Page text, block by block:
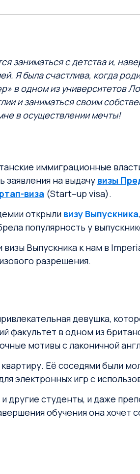
заниматься с детства и,
Я была счастлива, когда
в одном из университетов
и заниматься своим
в осуществлении мечты!
иммиграционные
заявления на выдачу визы
виза (Start–up visa).
открыли визу Выпускника
популярность у
Выпускника к нам в
разрешения.
девушка,
факультет в одном из
мотивы с лаконичной
Её соседями были
электронных игр с
другие студенты, и даже
обучения она хочет